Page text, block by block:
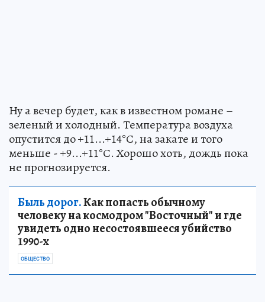
Ну а вечер будет, как в известном романе –
зеленый и холодный. Температура воздуха
опустится до +11...+14°С, на закате и того
меньше - +9...+11°С. Хорошо хоть, дождь пока
не прогнозируется.
Быль дорог.Как попасть обычному
человеку на космодром "Восточный" и где
увидеть одно несостоявшееся убийство
1990-х
ОБЩЕСТВО